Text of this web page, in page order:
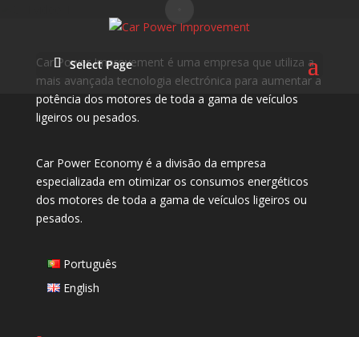
Select Page
Car Power Improvement é uma empresa que utiliza a
mais avançada tecnologia electrónica para aumentar a
potência dos motores de toda a gama de veículos
ligeiros ou pesados.
Car Power Economy é a divisão da empresa
especializada em otimizar os consumos energéticos
dos motores de toda a gama de veículos ligeiros ou
pesados.
Português
English